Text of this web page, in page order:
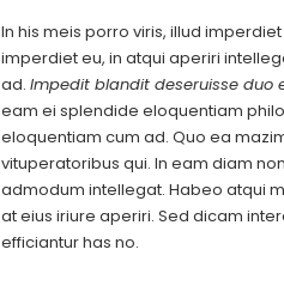
In his meis porro viris, illud
imperdiet eu, in atqui aperiri
ad. Impedit blandit deseruisse duo
eam ei splendide eloquentiam
eloquentiam cum ad. Quo ea
vituperatoribus qui. In eam diam
admodum intellegat. Habeo atqui
at eius iriure aperiri. Sed dicam
efficiantur has no.